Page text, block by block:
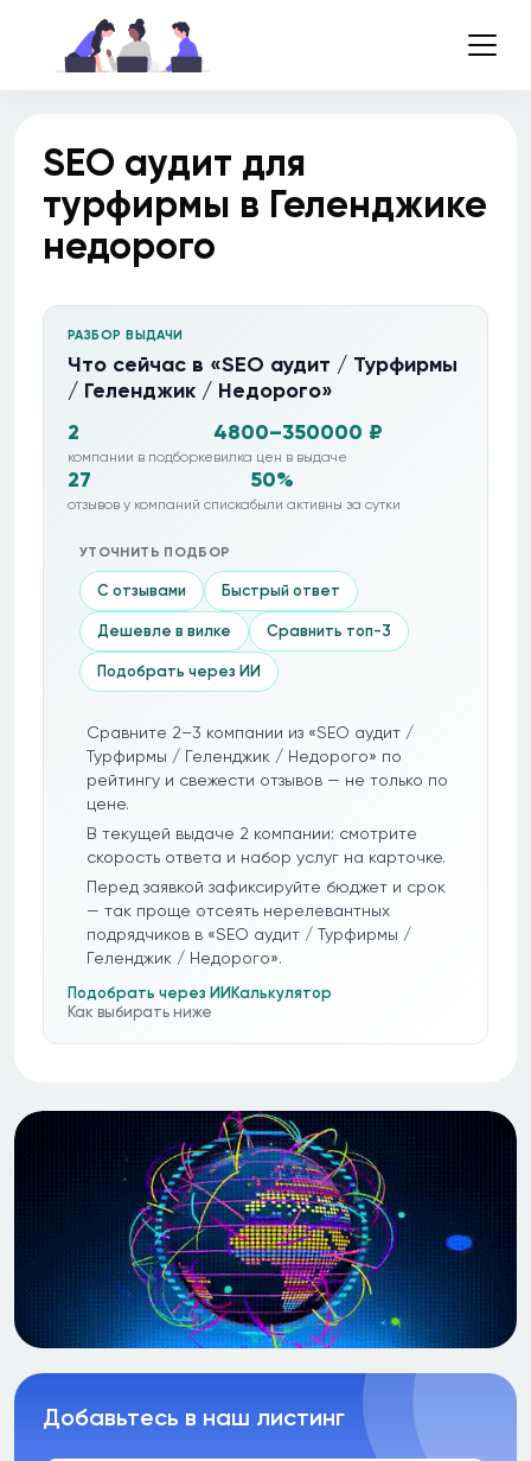
SEO аудит для
турфирмы в Геленджике
недорого
РАЗБОР ВЫДАЧИ
Что сейчас в «SEO аудит / Турфирмы
/ Геленджик / Недорого»
2
компании в подборке
4800–350000 ₽
вилка цен в выдаче
27
отзывов у компаний списка
50%
были активны за сутки
УТОЧНИТЬ ПОДБОР
С отзывами Быстрый ответ
Дешевле в вилке Сравнить топ-3
Подобрать через ИИ
Сравните 2–3 компании из «SEO аудит /
Турфирмы / Геленджик / Недорого» по
рейтингу и свежести отзывов — не только по
цене.
В текущей выдаче 2 компании: смотрите
скорость ответа и набор услуг на карточке.
Перед заявкой зафиксируйте бюджет и срок
— так проще отсеять нерелевантных
подрядчиков в «SEO аудит / Турфирмы /
Геленджик / Недорого».
Подобрать через ИИ Калькулятор
Как выбирать ниже
Добавьтесь в наш листинг